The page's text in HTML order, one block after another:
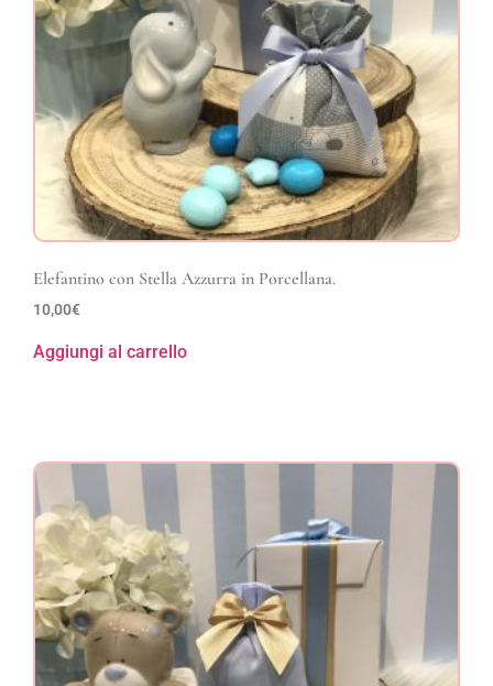
Elefantino con Stella Azzurra in Porcellana.
10,00€
Aggiungi al carrello